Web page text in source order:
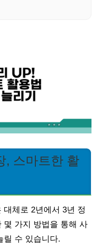
, 스마트한 활
체로 2년에서 3년 정
몇 가지 방법을 통해 사
릴 수 있습니다.